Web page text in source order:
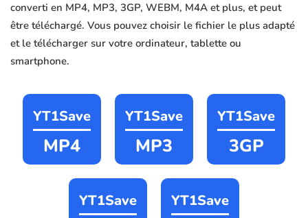
converti en MP4, MP3, 3GP, WEBM, M4A et plus, et peut
être téléchargé. Vous pouvez choisir le fichier le plus adapté
et le télécharger sur votre ordinateur, tablette ou
smartphone.
YT1Save
MP4
YT1Save
MP3
YT1Save
3GP
YT1Save YT1Save